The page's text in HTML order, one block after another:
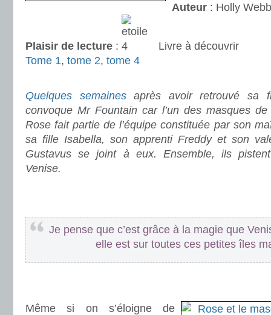
Auteur : Holly Webb
Plaisir de lecture :
Livre à découvrir
Tome 1, tome 2, tome 4
Quelques semainesaprès avoir retrouvé sa
convoque Mr Fountain car l’un des masques
Rose fait partie de l’équipe constituée par son
sa fille Isabella, son apprenti Freddy et son
Gustavus se joint à eux. Ensemble, ils
Venise.
Je pense que c’est grâce à la magie que
elle est sur toutes ces petites îles
Même si on s’éloigne de